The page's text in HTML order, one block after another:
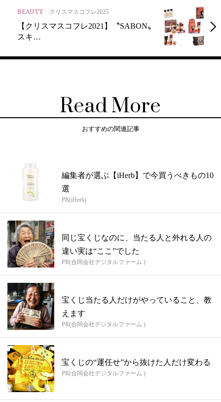
BEAUTY クリスマスコフレ2025
【クリスマスコフレ2021】〝SABON〟
スキ…
Read More
おすすめの関連記事
編集者が選ぶ【iHerb】で今買うべきもの10
選
PR(iHerb)
同じ宝くじなのに、当たる人と外れる人の
違い実は“ここ”でした
PR(合同会社デジタルファーム )
宝くじ当たる人だけがやっていること、教
えます
PR(合同会社デジタルファーム )
宝くじの“運任せ”から抜けた人だけ変わる
PR(合同会社デジタルファーム )